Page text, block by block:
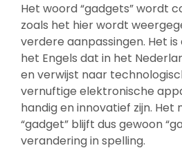
Het woord “gadgets” wordt
zoals het hier wordt
verdere aanpassingen. Het
het Engels dat in het
en verwijst naar
vernuftige elektronische
handig en innovatief zijn. Het
“gadget” blijft dus gewoon
verandering in spelling.